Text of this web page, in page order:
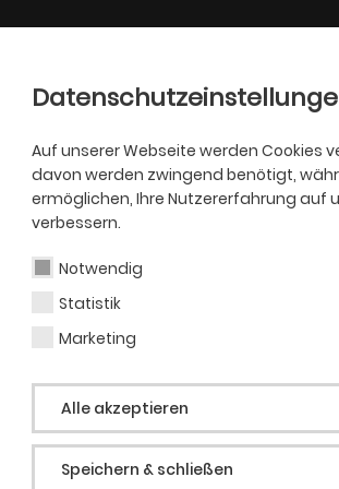
Auf unserer Webseite werden Cookies
davon werden zwingend benötigt,
ermöglichen, Ihre Nutzererfahrung auf
verbessern.
Notwendig
Statistik
Marketing
Alle akzeptieren
Speichern & schließen
die
Kunst, Kindheit und